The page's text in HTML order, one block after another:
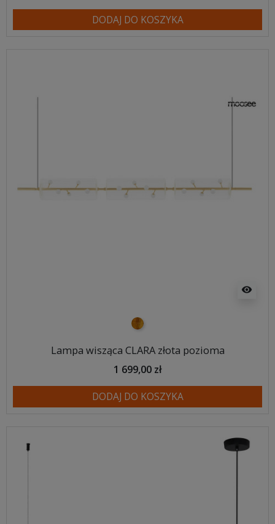
DODAJ DO KOSZYKA
visibility
złoty
Lampa wisząca CLARA złota pozioma
1 699,00 zł
DODAJ DO KOSZYKA